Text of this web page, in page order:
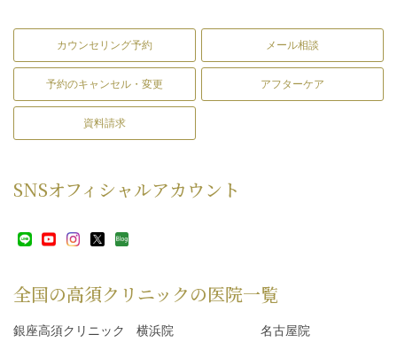
カウンセリング予約 メール相談
予約のキャンセル・変更 アフターケア
資料請求
SNSオフィシャルアカウント
全国の高須クリニックの医院一覧
銀座高須クリニック 横浜院 名古屋院